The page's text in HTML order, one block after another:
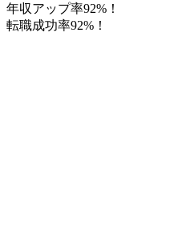
年収アップ率92%！
転職成功率92%！